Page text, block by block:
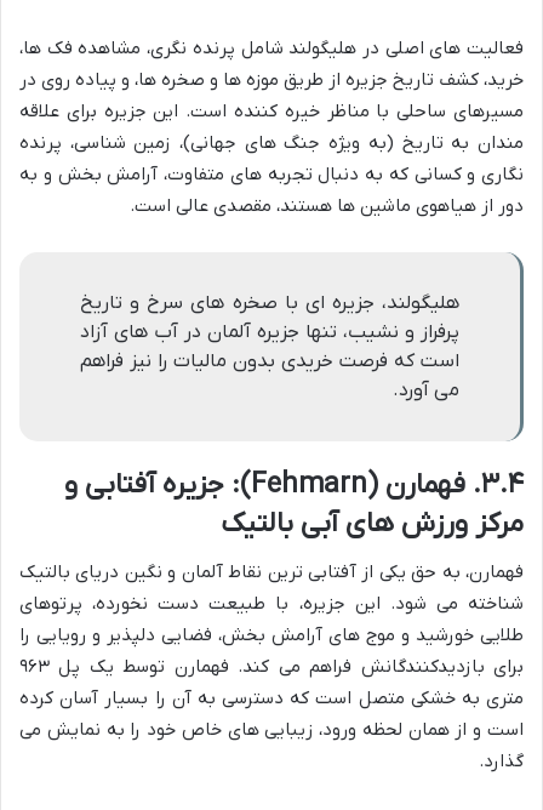
فعالیت های اصلی در هلیگولند شامل پرنده نگری، مشاهده فک ها،
خرید، کشف تاریخ جزیره از طریق موزه ها و صخره ها، و پیاده روی در
مسیرهای ساحلی با مناظر خیره کننده است. این جزیره برای علاقه
مندان به تاریخ (به ویژه جنگ های جهانی)، زمین شناسی، پرنده
نگاری و کسانی که به دنبال تجربه های متفاوت، آرامش بخش و به
دور از هیاهوی ماشین ها هستند، مقصدی عالی است.
هلیگولند، جزیره ای با صخره های سرخ و تاریخ
پرفراز و نشیب، تنها جزیره آلمان در آب های آزاد
است که فرصت خریدی بدون مالیات را نیز فراهم
می آورد.
۳.۴. فهمارن (Fehmarn): جزیره آفتابی و
مرکز ورزش های آبی بالتیک
فهمارن، به حق یکی از آفتابی ترین نقاط آلمان و نگین دریای بالتیک
شناخته می شود. این جزیره، با طبیعت دست نخورده، پرتوهای
طلایی خورشید و موج های آرامش بخش، فضایی دلپذیر و رویایی را
برای بازدیدکنندگانش فراهم می کند. فهمارن توسط یک پل ۹۶۳
متری به خشکی متصل است که دسترسی به آن را بسیار آسان کرده
است و از همان لحظه ورود، زیبایی های خاص خود را به نمایش می
گذارد.